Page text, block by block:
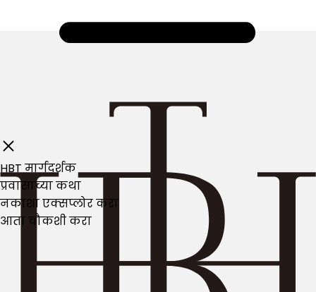
HBT मार्गदर्शक
प्रवासाच्या कथा
नकाशा एक्सप्लोर करा
आता चौकशी करा